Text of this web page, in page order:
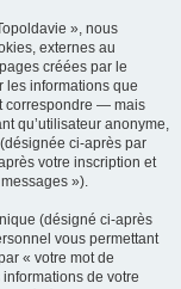
», nous
externes au
créées par le
les informations que
correspondre — mais
qu’utilisateur anonyme,
ci-après par
votre inscription et
»).
(désigné ci-après
vous permettant
« votre mot de
de votre